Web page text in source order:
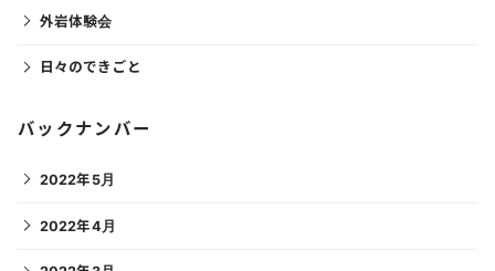
外岩体験会
日々のできごと
バックナンバー
2022年5月
2022年4月